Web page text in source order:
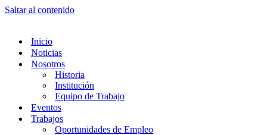
Saltar al contenido
Inicio
Noticias
Nosotros
Historia
Institución
Equipo de Trabajo
Eventos
Trabajos
Oportunidades de Empleo